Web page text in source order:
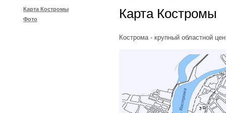
Карта Костромы
Фото
Карта Костромы
Кострома - крупный областной